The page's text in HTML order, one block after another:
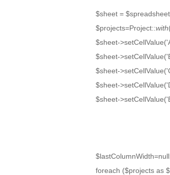
$sheet =
$projects=Project::with
$sheet-
$sheet-
$sheet-
$sheet-
$sheet-
foreach ($projects as